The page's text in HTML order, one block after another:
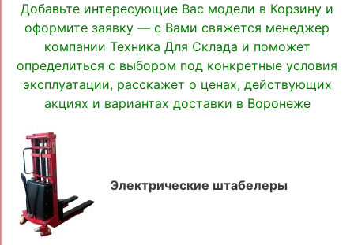
Добавьте интересующие Вас модели в Корзину и
оформите заявку — с Вами свяжется менеджер
компании Техника Для Склада и поможет
определиться с выбором под конкретные условия
эксплуатации, расскажет о ценах, действующих
акциях и вариантах доставки в Воронеже
Электрические штабелеры